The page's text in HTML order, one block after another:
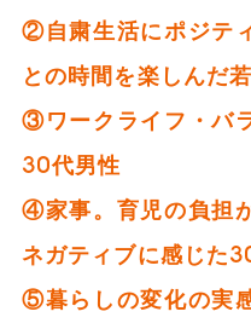
②自粛生活にポジテ
との時間を楽しんだ
③ワークライフ・バ
30代男性
④家事。育児の負担
ネガティブに感じた
⑤暮らしの変化の実